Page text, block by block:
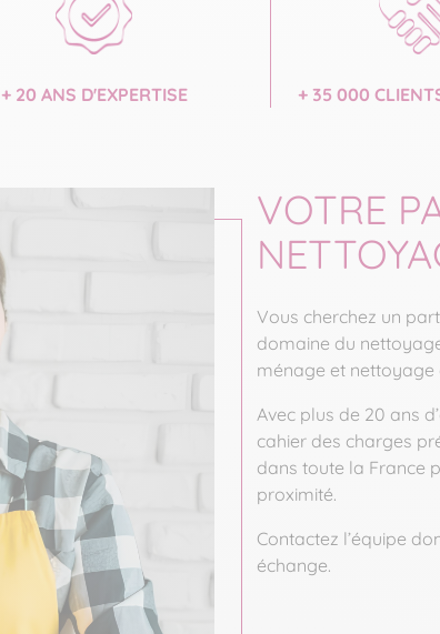
+ 20 ANS D'EXPERTISE + 35 000
VOTRE
Vous cherchez un
domaine du
ménage et nettoyage
Avec plus de 20 ans
cahier des charges
dans toute la France
proximité.
Contactez l’équipe
échange.